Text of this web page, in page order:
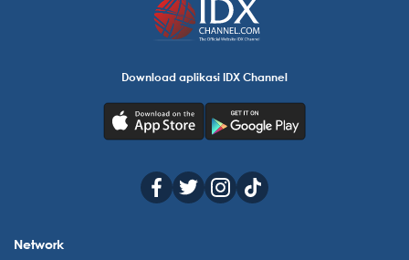
Download aplikasi IDX Channel
Network